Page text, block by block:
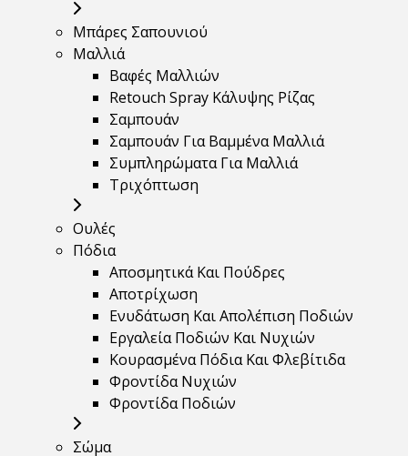
Μπάρες Σαπουνιού
Μαλλιά
Βαφές Μαλλιών
Retouch Spray Κάλυψης Ρίζας
Σαμπουάν
Σαμπουάν Για Βαμμένα Μαλλιά
Συμπληρώματα Για Μαλλιά
Τριχόπτωση
Ουλές
Πόδια
Αποσμητικά Και Πούδρες
Αποτρίχωση
Ενυδάτωση Και Απολέπιση Ποδιών
Εργαλεία Ποδιών Και Νυχιών
Κουρασμένα Πόδια Και Φλεβίτιδα
Φροντίδα Νυχιών
Φροντίδα Ποδιών
Σώμα